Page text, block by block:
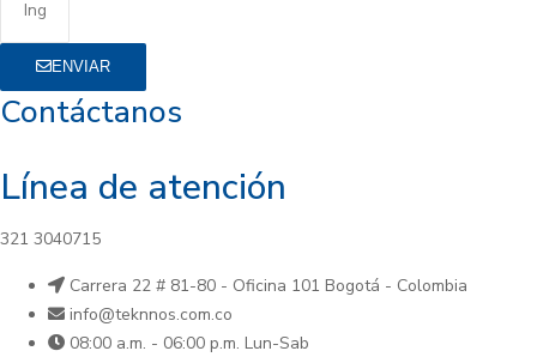
ENVIAR
Contáctanos
Línea de atención
321 3040715
Carrera 22 # 81-80 - Oficina 101 Bogotá - Colombia
info@teknnos.com.co
08:00 a.m. - 06:00 p.m. Lun-Sab